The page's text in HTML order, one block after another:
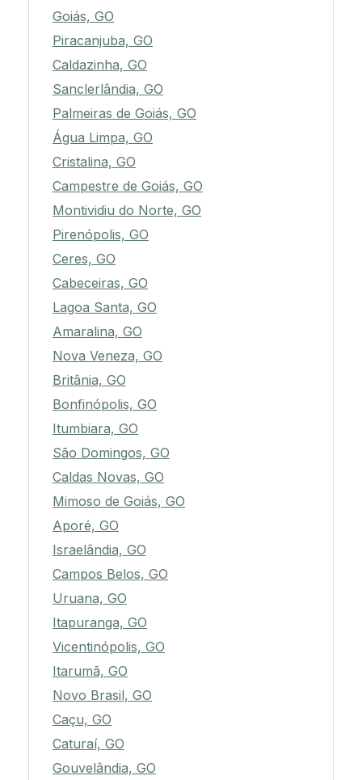
Goiás, GO
Piracanjuba, GO
Caldazinha, GO
Sanclerlândia, GO
Palmeiras de Goiás, GO
Água Limpa, GO
Cristalina, GO
Campestre de Goiás, GO
Montividiu do Norte, GO
Pirenópolis, GO
Ceres, GO
Cabeceiras, GO
Lagoa Santa, GO
Amaralina, GO
Nova Veneza, GO
Britânia, GO
Bonfinópolis, GO
Itumbiara, GO
São Domingos, GO
Caldas Novas, GO
Mimoso de Goiás, GO
Aporé, GO
Israelândia, GO
Campos Belos, GO
Uruana, GO
Itapuranga, GO
Vicentinópolis, GO
Itarumã, GO
Novo Brasil, GO
Caçu, GO
Caturaí, GO
Gouvelândia, GO